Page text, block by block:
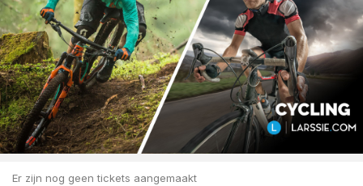
Er zijn nog geen tickets aangemaakt